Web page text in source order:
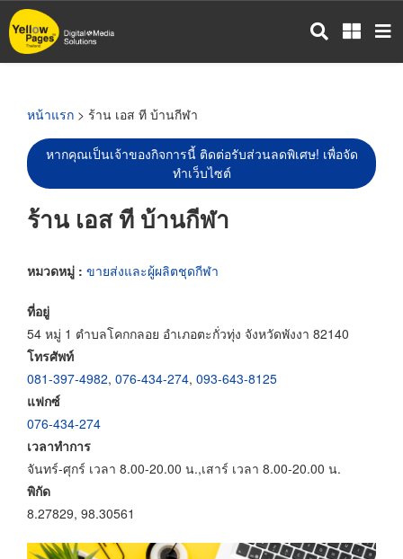
ข้าม
ไป
หน้าแรก > ร้าน เอส ที บ้านกีฬา
หากคุณเป็นเจ้าของกิจการนี้ ติดต่อรับส่วนลดพิเศษ! เพื่อจัด
ทำเว็บไซต์
ร้าน เอส ที บ้านกีฬา
หมวดหมู่ : ขายส่งและผู้ผลิตชุดกีฬา
ที่อยู่
54 หมู่ 1 ตำบลโคกกลอย อำเภอตะกั่วทุ่ง จังหวัดพังงา 82140
โทรศัพท์
081-397-4982, 076-434-274, 093-643-8125
แฟกซ์
076-434-274
เวลาทำการ
จันทร์-ศุกร์ เวลา 8.00-20.00 น.,เสาร์ เวลา 8.00-20.00 น.
พิกัด
8.27829, 98.30561